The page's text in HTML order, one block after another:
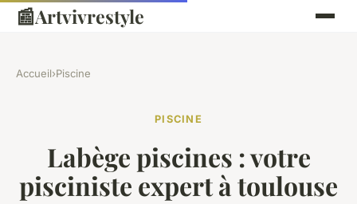
📰Artvivrestyle
Accueil›Piscine
PISCINE
Labège piscines : votre
pisciniste expert à toulouse